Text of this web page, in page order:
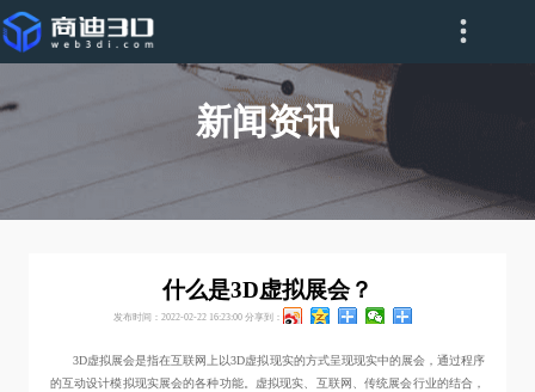
新闻资讯
什么是3D虚拟展会？
发布时间：2022-02-22 16:23:00分享到：
3D虚拟展会是指在互联网上以3D虚拟现实的方式呈现现实中的展会，通过程序
的互动设计模拟现实展会的各种功能。虚拟现实、互联网、传统展会行业的结合，